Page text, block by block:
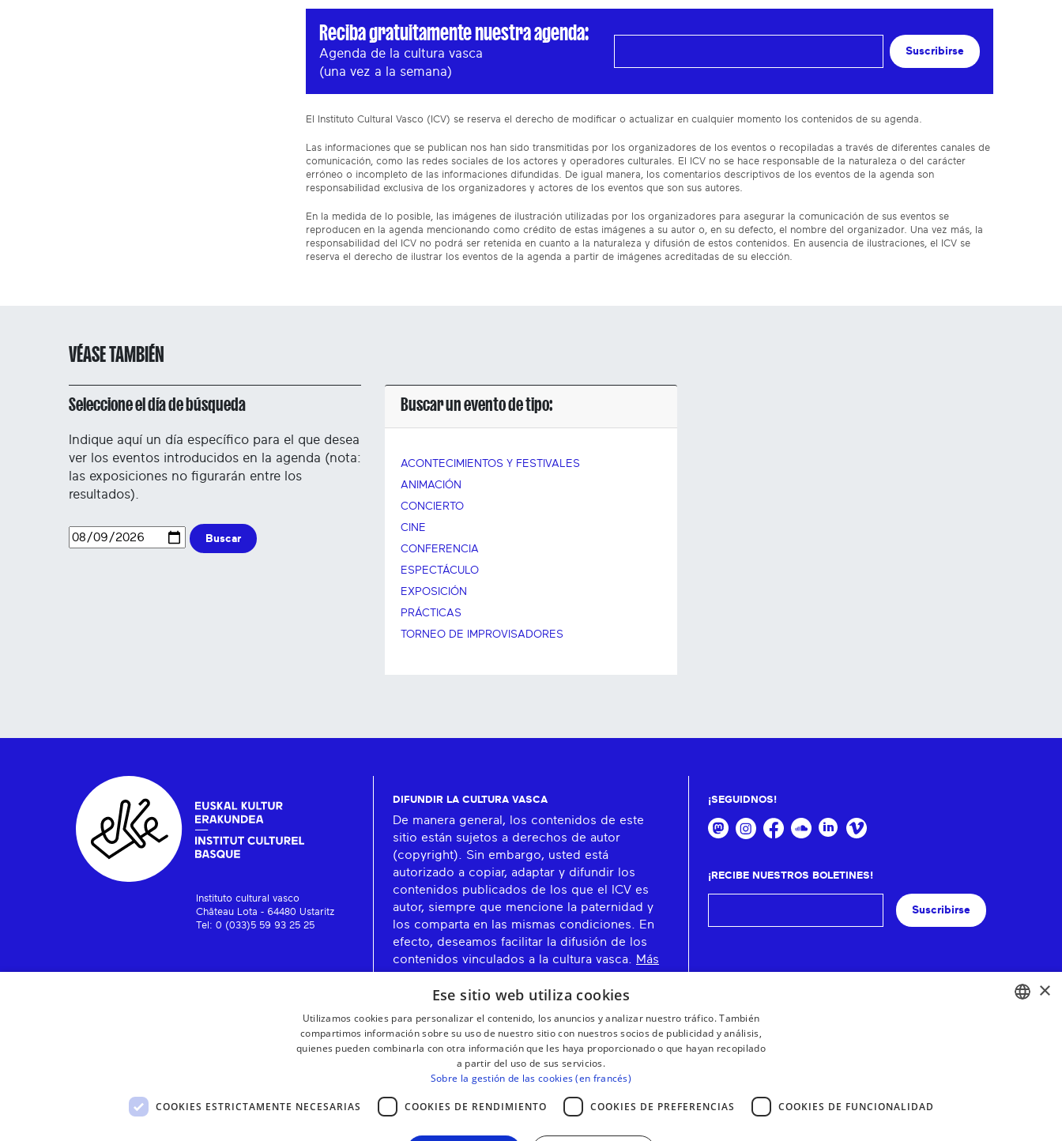
Reciba gratuitamente nuestra agenda:
Agenda de la cultura vasca
(una vez a la semana)
Suscribirse
El Instituto Cultural Vasco (ICV) se reserva el derecho de modificar o actualizar en cualquier momento los contenidos de su agenda.
Las informaciones que se publican nos han sido transmitidas por los organizadores de los eventos o recopiladas a través de diferentes canales de
comunicación, como las redes sociales de los actores y operadores culturales. El ICV no se hace responsable de la naturaleza o del carácter
erróneo o incompleto de las informaciones difundidas. De igual manera, los comentarios descriptivos de los eventos de la agenda son
responsabilidad exclusiva de los organizadores y actores de los eventos que son sus autores.
En la medida de lo posible, las imágenes de ilustración utilizadas por los organizadores para asegurar la comunicación de sus eventos se
reproducen en la agenda mencionando como crédito de estas imágenes a su autor o, en su defecto, el nombre del organizador. Una vez más, la
responsabilidad del ICV no podrá ser retenida en cuanto a la naturaleza y difusión de estos contenidos. En ausencia de ilustraciones, el ICV se
reserva el derecho de ilustrar los eventos de la agenda a partir de imágenes acreditadas de su elección.
VÉASE TAMBIÉN
Seleccione el día de búsqueda
Indique aquí un día específico para el que desea
ver los eventos introducidos en la agenda (nota:
las exposiciones no figurarán entre los
resultados).
Buscar
Buscar un evento de tipo:
ACONTECIMIENTOS Y FESTIVALES
ANIMACIÓN
CONCIERTO
CINE
CONFERENCIA
ESPECTÁCULO
EXPOSICIÓN
PRÁCTICAS
TORNEO DE IMPROVISADORES
Instituto cultural vasco
Château Lota - 64480 Ustaritz
Tel: 0 (033)5 59 93 25 25
DIFUNDIR LA CULTURA VASCA
De manera general, los contenidos de este
sitio están sujetos a derechos de autor
(copyright). Sin embargo, usted está
autorizado a copiar, adaptar y difundir los
contenidos publicados de los que el ICV es
autor, siempre que mencione la paternidad y
los comparta en las mismas condiciones. En
efecto, deseamos facilitar la difusión de los
contenidos vinculados a la cultura vasca.
Más
¡SEGUIDNOS!
¡RECIBE NUESTROS BOLETINES!
Suscribirse
×
Ese sitio web utiliza cookies
Utilizamos cookies para personalizar el contenido, los anuncios y analizar nuestro tráfico. También
compartimos información sobre su uso de nuestro sitio con nuestros socios de publicidad y análisis,
quienes pueden combinarla con otra información que les haya proporcionado o que hayan recopilado
a partir del uso de sus servicios.
Sobre la gestión de las cookies (en francés)
COOKIES ESTRICTAMENTE NECESARIAS COOKIES DE RENDIMIENTO COOKIES DE PREFERENCIAS COOKIES DE FUNCIONALIDAD